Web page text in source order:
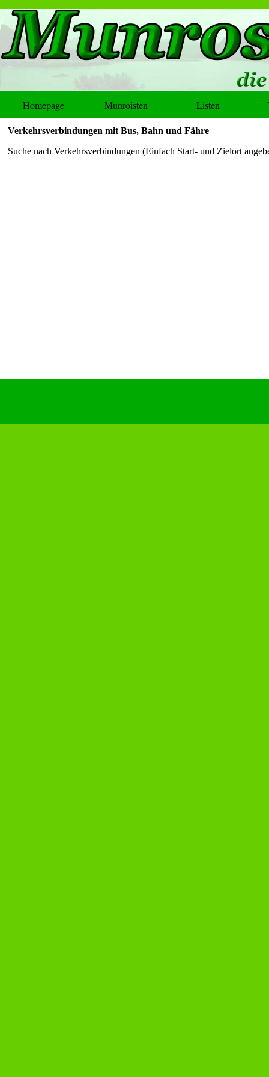
Homepage Munroisten Listen
Verkehrsverbindungen mit Bus, Bahn und Fähre
Suche nach Verkehrsverbindungen (Einfach Start- und Zielort